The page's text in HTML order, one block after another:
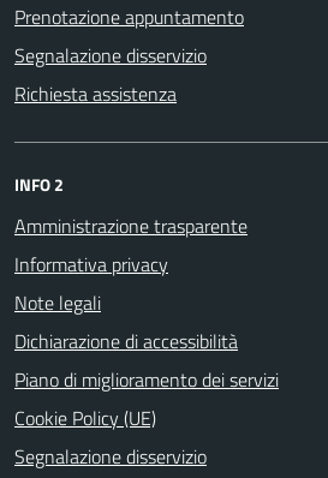
Prenotazione appuntamento
Segnalazione disservizio
Richiesta assistenza
INFO 2
Amministrazione trasparente
Informativa privacy
Note legali
Dichiarazione di accessibilità
Piano di miglioramento dei servizi
Cookie Policy (UE)
Segnalazione disservizio